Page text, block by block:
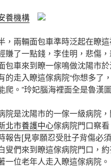
養機構
兩輛面包車準時泛起在瞭這
賺了一點錢，李佳明，悲傷
包車來到瞭一傢鳴做沈陽市
的走入瞭這傢病院“你想多了
爬。”玲妃腦海裡面全是魯漢
是沈陽市的一傢一級病院，
北市養護中心傢病院門口察
報告[見寧願忍受肚子背傷必
叟們來到瞭這傢病院門口，
一位老年人走入瞭這傢病院。